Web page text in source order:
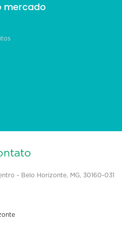
mercado
- Belo Horizonte, MG, 30160-031